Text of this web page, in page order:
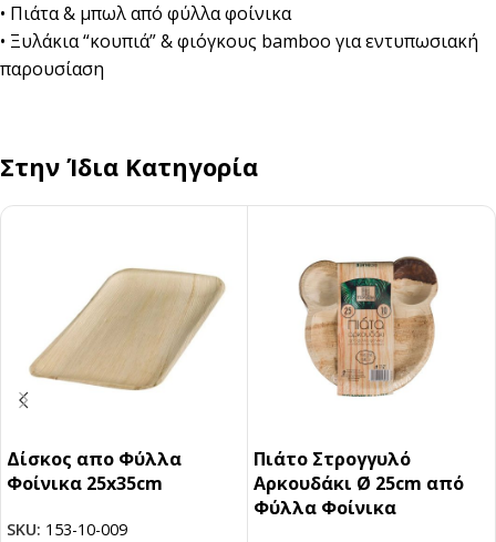
• Πιάτα & μπωλ από φύλλα φοίνικα
• Ξυλάκια “κουπιά” & φιόγκους bamboo για εντυπωσιακή
παρουσίαση
Στην Ίδια Κατηγορία
Δίσκος απο Φύλλα
Φοίνικα 25x35cm
SKU: 153-10-009
Πιάτο Στρογγυλό
Αρκουδάκι Ø 25cm από
Φύλλα Φοίνικα